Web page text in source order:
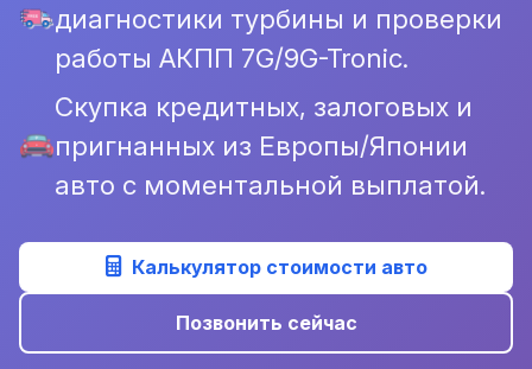
диагностики турбины и проверки
работы АКПП 7G/9G-Tronic.
Скупка кредитных, залоговых и
пригнанных из Европы/Японии
авто с моментальной выплатой.
Калькулятор стоимости авто
Позвонить сейчас